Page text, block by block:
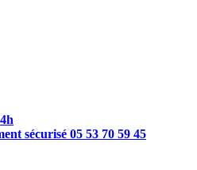
sécurisé 05 53 70 59 45